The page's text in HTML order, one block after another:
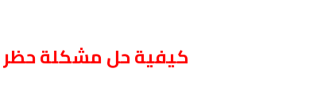
كيفية حل مشكلة حظر